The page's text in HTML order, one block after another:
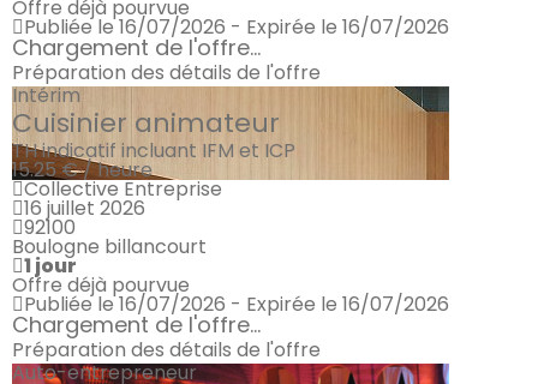
Offre déjà pourvue
Publiée le 16/07/2026 - Expirée le 16/07/2026
Chargement de l'offre...
Préparation des détails de l'offre
Intérim
Cuisinier animateur
TH indicatif incluant IFM et ICP
15.25 € / heure
Collective Entreprise
16 juillet 2026
92100
Boulogne billancourt
1 jour
Offre déjà pourvue
Publiée le 16/07/2026 - Expirée le 16/07/2026
Chargement de l'offre...
Préparation des détails de l'offre
Auto-entrepreneur